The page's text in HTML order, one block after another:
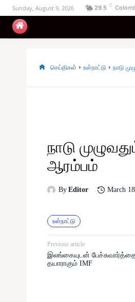
Sunday, August 9, 2026 29.5 C
செய்திகள் உள்நாட்டு நாடு
நாடு
ஆரம்பம்
By Editor March
உள்நாட்டு
Previous article
இலங்கையுடன்
தயாராகும் IMF